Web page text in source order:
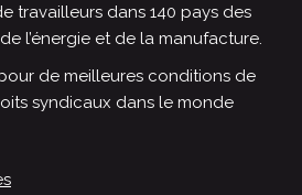
travailleurs dans 140 pays des
l’énergie et de la manufacture.
de meilleures conditions de
syndicaux dans le monde